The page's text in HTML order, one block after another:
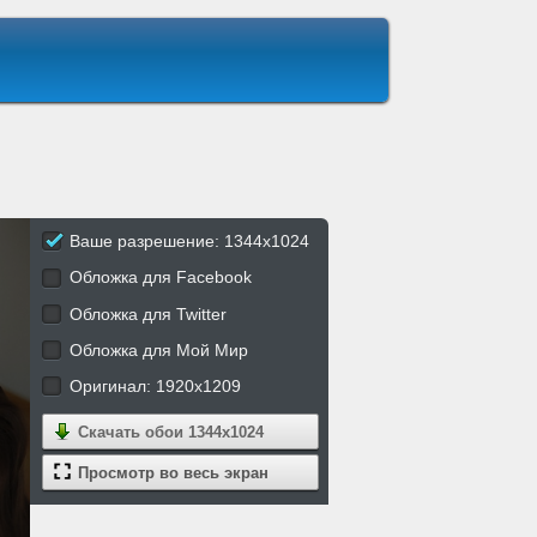
Ваше разрешение: 1344x1024
Обложка для Facebook
Обложка для Twitter
Обложка для Мой Мир
Оригинал: 1920x1209
Скачать обои 1344x1024
Просмотр во весь экран